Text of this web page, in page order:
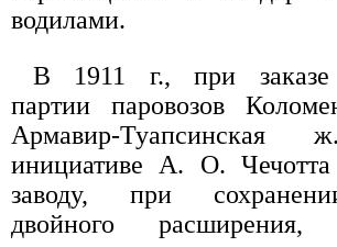
водилами.
В 1911 г., при заказе
партии паровозов
Армавир-
инициативе А. О. Чечотта
заводу, при
двойного расширения,